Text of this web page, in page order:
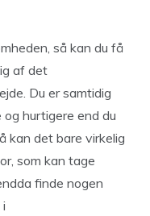
så kan du få
af det
Du er samtidig
hurtigere end du
kan det bare virkelig
som kan tage
finde nogen